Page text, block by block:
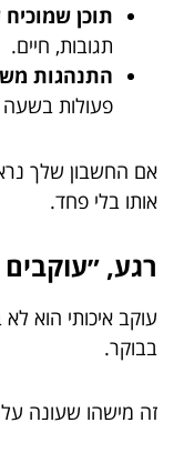
תוכן
תגובות, חיים.
התנהגות
פעולות בשעה
אם החשבון שלך
אותו בלי פחד.
רגע,
עוקב איכותי הוא
בבוקר.
זה מישהו שעונה